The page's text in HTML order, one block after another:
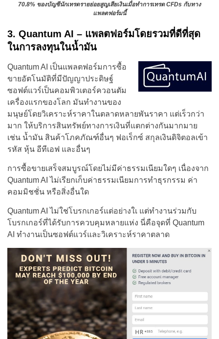
70.8% ของบัญชีนักเทรดรายย่อยสูญเสียเงินเมื่อทำการเทรด CFDs กับทาง
แพลตฟอร์มนี้
3. Quantum AI – แพลตฟอร์มโดยรวมที่ดีที่สุด
ในการลงทุนในน้ำมัน
Quantum AI เป็นแพลตฟอร์มการซื้อ
ขายอัตโนมัติที่มีปัญญาประดิษฐ์
ซอฟต์แวร์เป็นคอมพิวเตอร์ควอนตัม
เครื่องแรกของโลก มันทำงานของ
มนุษย์โดยวิเคราะห์ราคาในตลาดหลายพันราคา แต่เร็วกว่า
มาก ให้บริการสินทรัพย์ทางการเงินที่แตกต่างกันมากมาย
เช่น น้ำมัน สินค้าโภคภัณฑ์อื่นๆ ฟอเร็กซ์ สกุลเงินดิจิตอลเข้า
รหัส หุ้น อีทีเอฟ และอื่นๆ
การซื้อขายเสร็จสมบูรณ์โดยไม่มีค่าธรรมเนียมใดๆ เนื่องจาก
Quantum AI ไม่เรียกเก็บค่าธรรมเนียมการทำธุรกรรม ค่า
คอมมิชชั่น หรือสิ่งอื่นใด
Quantum AI ไม่ใช่โบรกเกอร์แต่อย่างใเ แต่ทำงานร่วมกับ
โบรกเกอร์ที่ได้รับการควบคุมหลายแห่ง นี่คือจุดที่ Quantum
AI ทำงานเป็นซอฟต์แวร์และวิเคราะห์ราคาตลาด